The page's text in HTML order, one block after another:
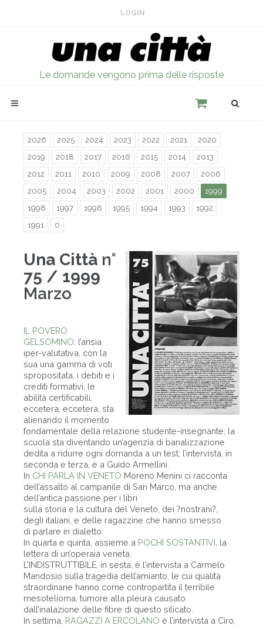
LOGIN
Le domande vengono prima delle risposte
2026 2025 2024 2023 2022 2021
2020
2019
2018 2017 2016 2015 2014
2013
2012
2011 2010 2009 2008 2007
2006
2005
2004 2003 2002 2001 2000
1999
1998
1997 1996 1995 1994 1993
1992
1991
0
Una Città n°
75 / 1999
Marzo
IL POVERO
GELSOMINO: l’ansia
iper-valutativa, con la
sua una gamma di voti
spropositata, i debiti e i
crediti formativi, le
abilità certificabili,
eccetera, eccetera, sta
alienando il momento
fondamentale della relazione studente-insegnante; la
scuola sta diventando un’agenzia di banalizzazione
dedita a ridurre ogni domanda a un test; l’intervista, in
seconda e terza, è a Guido Armellini.
In CHI PARLA IN VENETO Moreno Menini ci racconta
dell’assalto al campanile di San Marco, ma anche
dell’antica passione per i libri
sulla storia e la cultura del Veneto, dei ?nostrani?,
degli italiani, e delle ragazzine che hanno smesso
di parlare in dialetto.
In quarta e quinta, assieme a POCHI SOSTANTIVI , la
lettera di un’operaia veneta.
L’INDISTRUTTIBILE, in sesta, è l’intervista a Carmelo
Mandosio sulla tragedia dell’amianto, le cui qualità
straordinarie hanno come contropartita il terribile
mesotelioma, tumore alla pleura causato
dall’inalazione delle fibre di questo silicato.
In settima, RAGAZZI A ERCOLANO è l’intervista a Ciro,